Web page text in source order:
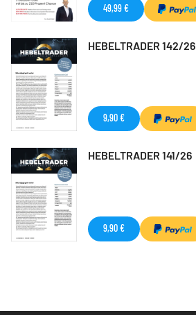
49,99 €
HEBELTRADER 142/26
9,90 €
HEBELTRADER 141/26
9,90 €